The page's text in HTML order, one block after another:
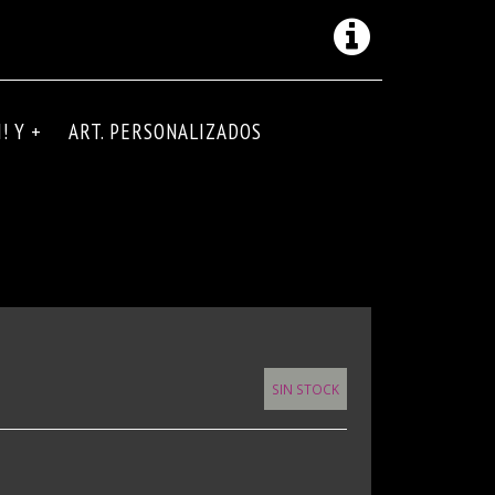
Y + ART. PERSONALIZADOS
SIN STOCK